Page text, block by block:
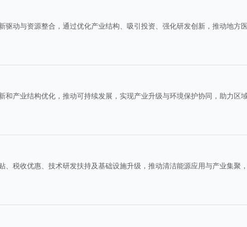
驱动与资源整合，通过优化产业结构、吸引投资、强化研发创新，推动地方
和产业结构优化，推动可持续发展，实现产业升级与环境保护协同，助力区
税收优惠、技术研发扶持及基础设施升级，推动清洁能源应用与产业集聚